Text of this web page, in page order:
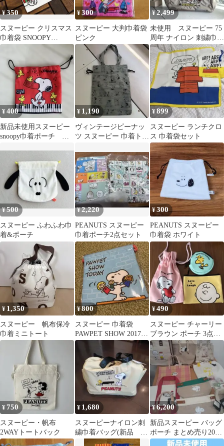
¥350
スヌーピー クリスマス
巾着袋 SNOOPY
PEANUTS 小物入れ
¥300
スヌーピー 大判巾着袋
ピンク
¥2,499
未使用 スヌーピー 75
周年 ナイロン 刺繍巾着
バッグ グレー
¥400
新品未使用スヌーピー
snoopy巾着ポーチ ピ
¥ 1,190
ヴィンテージピーナッ
ツ スヌーピー 巾着トー
¥899
スヌーピー ランチクロ
ス 巾着袋セット
¥500
スヌーピー ふわふわ巾
着&ポーチ
¥2,220
PEANUTS スヌーピー
巾着ポーチ2点セット
¥300
PEANUTS スヌーピー
巾着袋 ホワイト
¥ 1,350
スヌーピー 帆布保冷
巾着ミニトート
¥800
スヌーピー 巾着袋
PAWPET SHOW 2017
平成レトロ
¥490
スヌーピー チャーリー
ブラウン ポーチ 3点セ
ット
¥ 750
スヌーピー・帆布
2WAYトートバック
¥ 1,680
スヌーピーナイロン刺
繍巾着バッグ(新品 未
使用)ベージュ
¥6,200
新品スヌーピー バッグ
ポーチ まとめ売り20点
バラ売り不可